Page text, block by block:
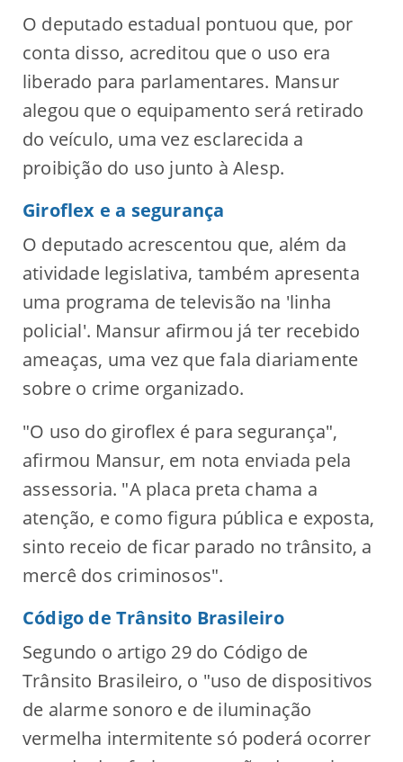
O deputado estadual pontuou que, por
conta disso, acreditou que o uso era
liberado para parlamentares. Mansur
alegou que o equipamento será retirado
do veículo, uma vez esclarecida a
proibição do uso junto à Alesp.
Giroflex e a segurança
O deputado acrescentou que, além da
atividade legislativa, também apresenta
uma programa de televisão na 'linha
policial'. Mansur afirmou já ter recebido
ameaças, uma vez que fala diariamente
sobre o crime organizado.
"O uso do giroflex é para segurança",
afirmou Mansur, em nota enviada pela
assessoria. "A placa preta chama a
atenção, e como figura pública e exposta,
sinto receio de ficar parado no trânsito, a
mercê dos criminosos".
Código de Trânsito Brasileiro
Segundo o artigo 29 do Código de
Trânsito Brasileiro, o "uso de dispositivos
de alarme sonoro e de iluminação
vermelha intermitente só poderá ocorrer